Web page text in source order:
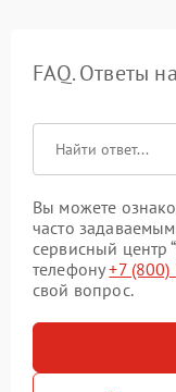
FAQ. Ответы
Вы можете
часто
сервисный центр
телефону+7
свой вопрос.